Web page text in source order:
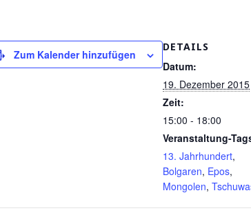
Zum Kalender hinzufügen
DETAILS
Datum:
19. Dezember 2015
Zeit:
15:00 - 18:00
Veranstaltung-
13. Jahrhundert,
Bolgaren, Epos,
Mongolen,